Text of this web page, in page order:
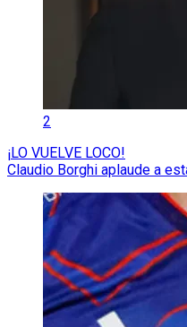
2
¡LO VUELVE LOCO!
Claudio Borghi aplaude a